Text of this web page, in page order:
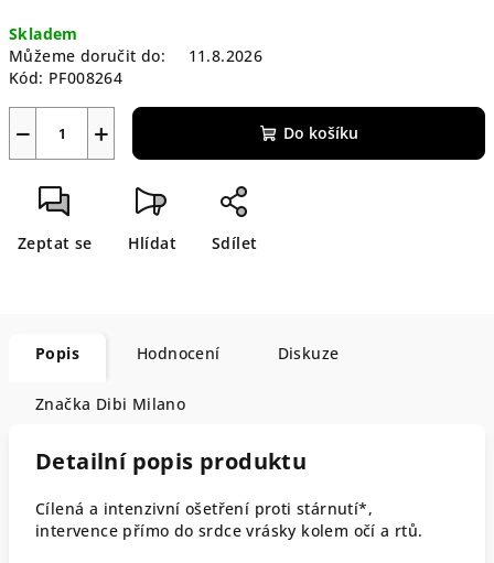
cena:
Skladem
Můžeme doručit do:
11.8.2026
Kód: PF008264
+
− Do košíku
Zeptat se Hlídat Sdílet
Popis Hodnocení Diskuze
Značka Dibi Milano
Detailní popis produktu
Cílená a intenzivní ošetření proti stárnutí*,
intervence přímo do srdce vrásky kolem očí a rtů.